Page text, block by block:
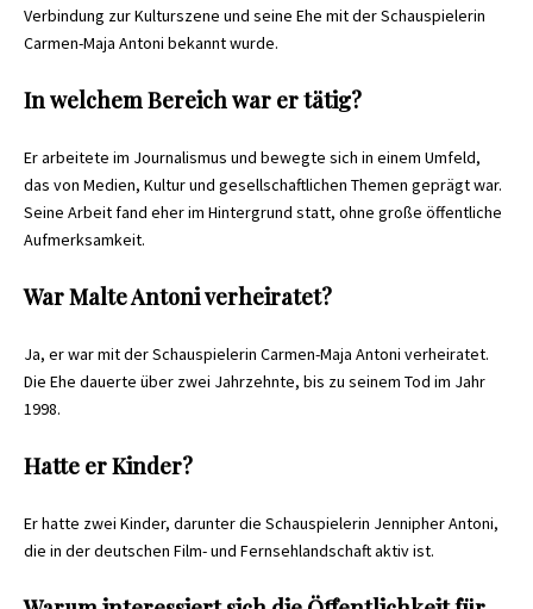
Verbindung zur Kulturszene und seine Ehe mit der Schauspielerin
Carmen-Maja Antoni bekannt wurde.
In welchem Bereich war er tätig?
Er arbeitete im Journalismus und bewegte sich in einem Umfeld,
das von Medien, Kultur und gesellschaftlichen Themen geprägt war.
Seine Arbeit fand eher im Hintergrund statt, ohne große öffentliche
Aufmerksamkeit.
War Malte Antoni verheiratet?
Ja, er war mit der Schauspielerin Carmen-Maja Antoni verheiratet.
Die Ehe dauerte über zwei Jahrzehnte, bis zu seinem Tod im Jahr
1998.
Hatte er Kinder?
Er hatte zwei Kinder, darunter die Schauspielerin Jennipher Antoni,
die in der deutschen Film- und Fernsehlandschaft aktiv ist.